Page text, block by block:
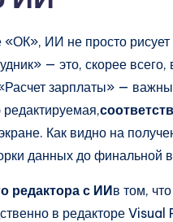
«ОК», ИИ не просто
— это, скорее
зарплаты» —
Как видно на
данных до финальной
редактора с ИИв том,
в редакторе